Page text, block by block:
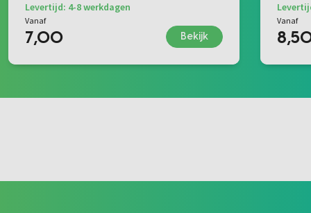
Levertijd: 4-8 werkdagen
Vanaf
7,00 Bekijk
Vanaf